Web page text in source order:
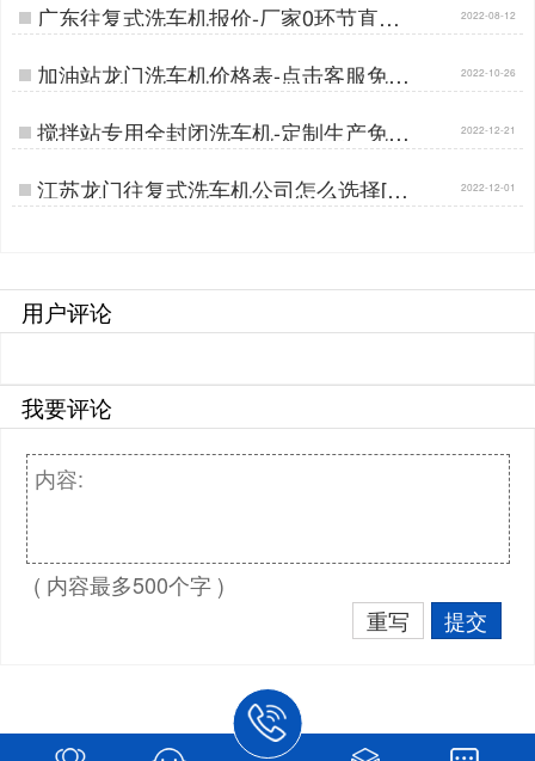
广东往复式洗车机报价-厂家0环节直供
[隆茂鑫晟]…
2022-08-12
加油站龙门洗车机价格表-点击客服免费
发给您[隆茂鑫晟]…
2022-10-26
搅拌站专用全封闭洗车机-定制生产免费
设计[隆茂鑫晟]…
2022-12-21
江苏龙门往复式洗车机公司怎么选择[隆
茂鑫晟]…
2022-12-01
用户评论
我要评论
( 内容最多500个字 )
重写
提交